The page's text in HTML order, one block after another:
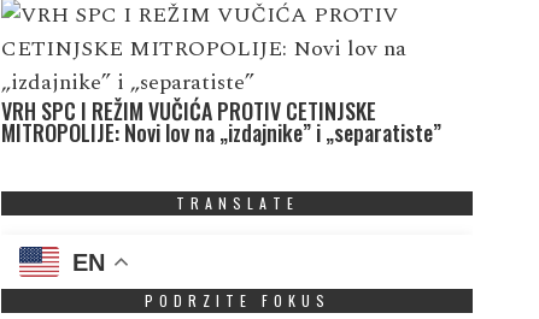
VRH SPC I REŽIM VUČIĆA PROTIV CETINJSKE
MITROPOLIJE: Novi lov na „izdajnike” i „separatiste”
TRANSLATE
EN
PODRZITE FOKUS